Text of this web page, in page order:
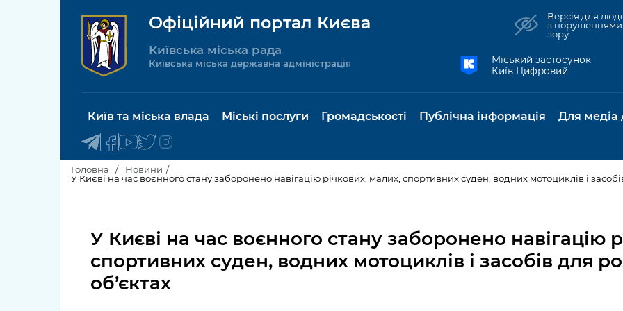
Офіційний портал Києва
Київська міська рада
Київська міська державна адміністрація
Версія для
з порушеннями
зору
Міський застосунок
Київ Цифровий
Київ та міська влада
Київська міська рада
Про Київ
Контактна інформація
Графік роботи та прийому
Міські послуги
Пільги, субсидії та
соціальний захист
Культура, спорт,
дозвілля
Громадськості
Громадські слухання Громадська
Публічна інформація
інформації
Про систему
Для медіа
рея
Головна
Новини
У Києві на час воєнного стану заборонено навігацію річкових, малих, спортивних суден, водних мотоциклів і
У Києві на час воєнного стану заборонено навігацію
спортивних суден, водних мотоциклів і засобів для
об’єктах